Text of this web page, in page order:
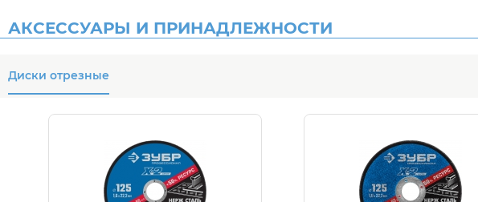
АКСЕССУАРЫ И ПРИНАДЛЕЖНОСТИ
Диски отрезные